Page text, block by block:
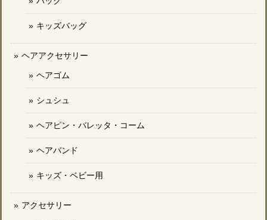
キッズバッグ
ヘアアクセサリー
ヘアゴム
シュシュ
ヘアピン・バレッタ・コーム
ヘアバンド
キッズ・ベビー用
アクセサリー